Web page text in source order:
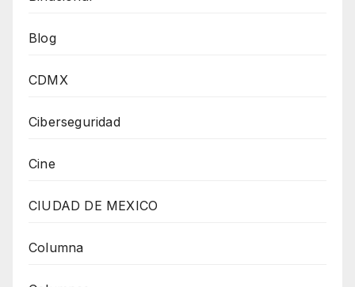
Blog
CDMX
Ciberseguridad
Cine
CIUDAD DE MEXICO
Columna